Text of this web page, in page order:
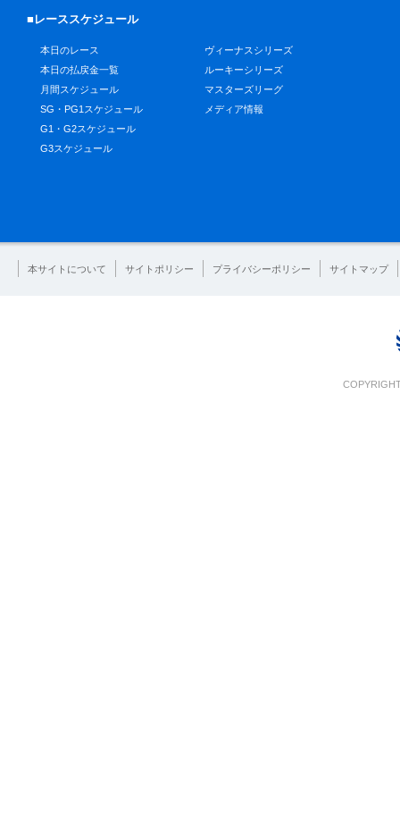
■レーススケジュール
本日のレース
本日の払戻金一覧
月間スケジュール
SG・PG1スケジュール
G1・G2スケジュール
G3スケジュール
ヴィーナスシリーズ
ルーキーシリーズ
マスターズリーグ
メディア情報
本サイトについて サイトポリシー プライバシーポリシー サイトマップ